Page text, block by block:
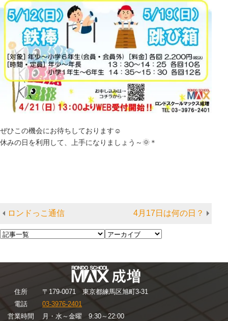
ぜひこの機会にお待ちしております☺
休みの日を利用して、上手になりましょう～🌞＊
ロンドっこ通信 4月17日は何の日？
住所
〒179-0071 東京都練馬区旭町3-31
電話
03-3976-2401
営業時間
月・水～金曜 9:30～22:00